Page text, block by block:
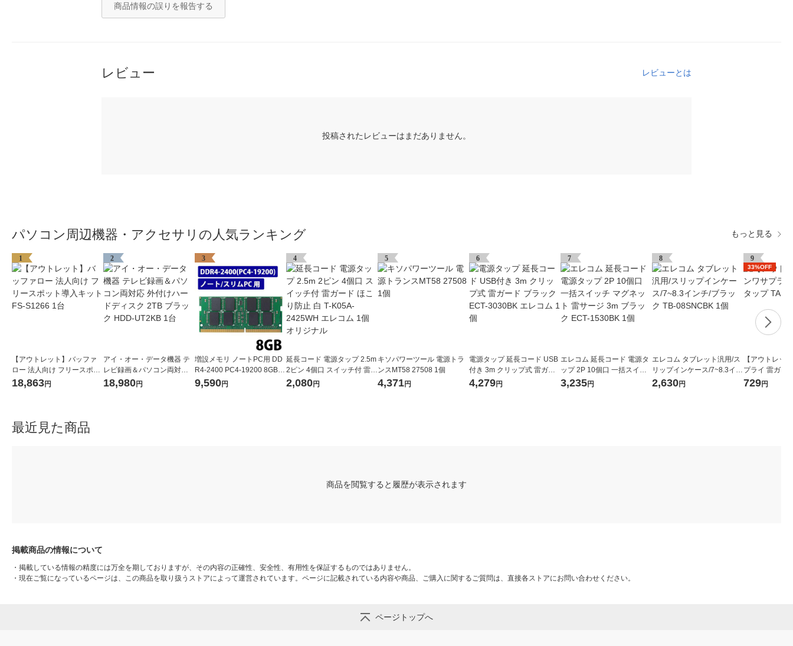
商品情報の誤りを報告する
レビュー レビューとは
投稿されたレビューはまだありません。
パソコン周辺機器・アクセサリの人気ランキング もっと見る
1
【アウトレット】バッファ
ロー 法人向け フリースポッ
ト導入キット FS-S1266 1台
18,863円
2
アイ・オー・データ機器 テ
レビ録画＆パソコン両対応
外付けハードディスク 2TB
ブラック HDD-UT2KB 1台
18,980円
3
増設メモリ ノートPC用 DD
R4-2400 PC4-19200 8GB S.
O.DIMM エレコム 1個
9,590円
4
延長コード 電源タップ 2.5m
2ピン 4個口 スイッチ付 雷ガ
ード ほこり防止 白 T-K05A-
2425WH エレコム 1個 オリ
2,080円
5
キソパワーツール 電源トラ
ンスMT58 27508 1個
4,371円
6
電源タップ 延長コード USB
付き 3m クリップ式 雷ガー
ド ブラック ECT-3030BK エ
レコム 1個
4,279円
7
エレコム 延長コード 電源タ
ップ 2P 10個口 一括スイッ
チ マグネット 雷サージ 3m
ブラック ECT-1530BK 1個
3,235円
8
エレコム タブレット汎用/ス
リップインケース/7~8.3イン
チ/ブラック TB-08SNCBK 1
個
2,630円
9
33%OFF
【アウトレッ
プライ 雷ガー
SP224 1個
729円
最近見た商品
商品を閲覧すると履歴が表示されます
掲載商品の情報について
・ 掲載している情報の精度には万全を期しておりますが、その内容の正確性、安全性、有用性を保証するものではありません。
・ 現在ご覧になっているページは、この商品を取り扱うストアによって運営されています。ページに記載されている内容や商品、ご購入に関するご質問は、直接各ストアにお問い合わせください。
ページトップへ